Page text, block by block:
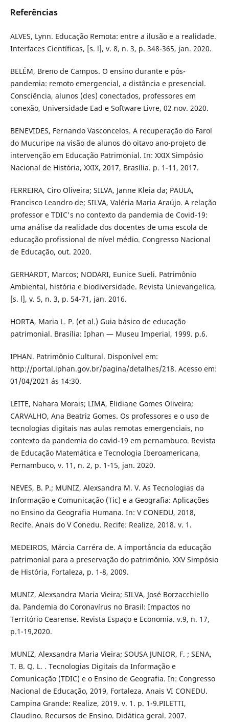
Referências
ALVES, Lynn. Educação Remota: entre a ilusão e a realidade.
Interfaces Científicas, [s. l], v. 8, n. 3, p. 348-365, jan. 2020.
BELÉM, Breno de Campos. O ensino durante e pós-
pandemia: remoto emergencial, a distância e presencial.
Consciência, alunos (des) conectados, professores em
conexão, Universidade Ead e Software Livre, 02 nov. 2020.
BENEVIDES, Fernando Vasconcelos. A recuperação do Farol
do Mucuripe na visão de alunos do oitavo ano-projeto de
intervenção em Educação Patrimonial. In: XXIX Simpósio
Nacional de História, XXIX, 2017, Brasília. p. 1-11, 2017.
FERREIRA, Ciro Oliveira; SILVA, Janne Kleia da; PAULA,
Francisco Leandro de; SILVA, Valéria Maria Araújo. A relação
professor e TDIC's no contexto da pandemia de Covid-19:
uma análise da realidade dos docentes de uma escola de
educação profissional de nível médio. Congresso Nacional
de Educação, out. 2020.
GERHARDT, Marcos; NODARI, Eunice Sueli. Patrimônio
Ambiental, história e biodiversidade. Revista Unievangelica,
[s. l], v. 5, n. 3, p. 54-71, jan. 2016.
HORTA, Maria L. P. (et al.) Guia básico de educação
patrimonial. Brasília: Iphan — Museu Imperial, 1999. p.6.
IPHAN. Patrimônio Cultural. Disponível em:
http://portal.iphan.gov.br/pagina/detalhes/218. Acesso em:
01/04/2021 ás 14:30.
LEITE, Nahara Morais; LIMA, Elidiane Gomes Oliveira;
CARVALHO, Ana Beatriz Gomes. Os professores e o uso de
tecnologias digitais nas aulas remotas emergenciais, no
contexto da pandemia do covid-19 em pernambuco. Revista
de Educação Matemática e Tecnologia Iberoamericana,
Pernambuco, v. 11, n. 2, p. 1-15, jan. 2020.
NEVES, B. P.; MUNIZ, Alexsandra M. V. As Tecnologias da
Informação e Comunicação (Tic) e a Geografia: Aplicações
no Ensino da Geografia Humana. In: V CONEDU, 2018,
Recife. Anais do V Conedu. Recife: Realize, 2018. v. 1.
MEDEIROS, Márcia Carréra de. A importância da educação
patrimonial para a preservação do patrimônio. XXV Simpósio
de História, Fortaleza, p. 1-8, 2009.
MUNIZ, Alexsandra Maria Vieira; SILVA, José Borzacchiello
da. Pandemia do Coronavírus no Brasil: Impactos no
Território Cearense. Revista Espaço e Economia. v.9, n. 17,
p.1-19,2020.
MUNIZ, Alexsandra Maria Vieira; SOUSA JUNIOR, F. ; SENA,
T. B. Q. L. . Tecnologias Digitais da Informação e
Comunicação (TDIC) e o Ensino de Geografia. In: Congresso
Nacional de Educação, 2019, Fortaleza. Anais VI CONEDU.
Campina Grande: Realize, 2019. v. 1. p. 1-9.PILETTI,
Claudino. Recursos de Ensino. Didática geral. 2007.